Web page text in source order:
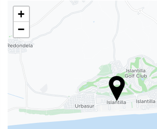
מוגבלת
הפרטיים והציבוריים
מחמד
+
−